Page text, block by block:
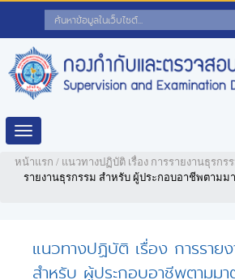
Toggle
navigation
หน้าแรก / แนวทางปฏิบัติ เรื่อง การรายงานธุรกร
รายงานธุรกรรม สำหรับ ผู้ประกอบอาชีพตามม
แนวทางปฏิบัติ เรื่อง การราย
สำหรับ ผู้ประกอบอาชีพตามมา